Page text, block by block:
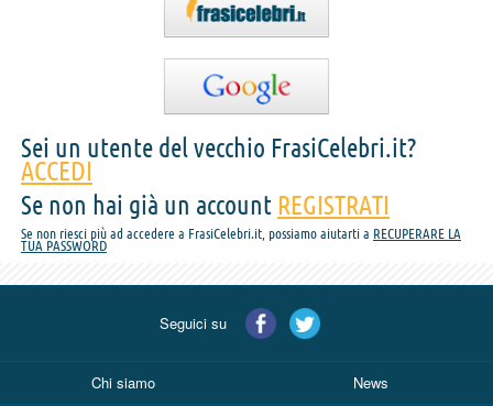
Sei un utente del vecchio FrasiCelebri.it?
ACCEDI
Se non hai già un account REGISTRATI
Se non riesci più ad accedere a FrasiCelebri.it, possiamo aiutarti a RECUPERARE LA
TUA PASSWORD
Seguici su
Chi siamo News